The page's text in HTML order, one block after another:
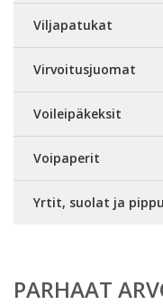
Viljapatukat
Virvoitusjuomat
Voileipäkeksit
Voipaperit
Yrtit, suolat ja
PARHAAT